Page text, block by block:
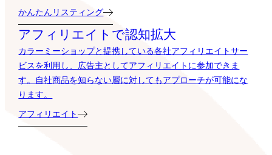
かんたんリスティング
アフィリエイトで認知拡大
カラーミーショップと提携している各社アフィリエイトサー
ビスを利用し、広告主としてアフィリエイトに参加できま
す。自社商品を知らない層に対してもアプローチが可能にな
ります。
アフィリエイト